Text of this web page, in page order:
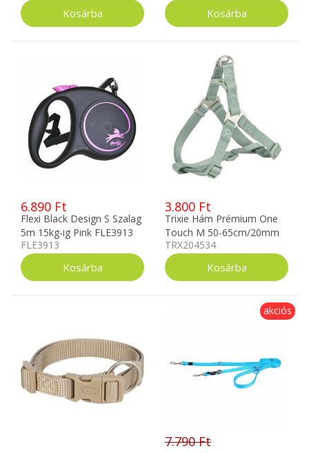
6.890 Ft
Flexi Black Design S Szalag
5m 15kg-ig Pink FLE3913
FLE3913
3.800 Ft
Trixie Hám Prémium One
Touch M 50-65cm/20mm
Zsályazöld TRX204534
TRX204534
akciós
7.790 Ft